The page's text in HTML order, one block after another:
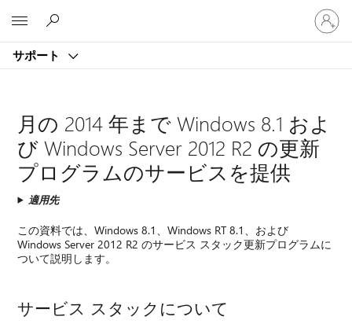
サポート
ア
カ
ウ
イ
ン
イ
月の 2014 年まで Windows 8.1 およ
び Windows Server 2012 R2 の更新
プログラムのサービスを提供
適用先
この資料では、Windows 8.1、Windows RT 8.1、および
Windows Server 2012 R2 のサービス スタック更新プログラムに
ついて説明します。
サービス スタックについて